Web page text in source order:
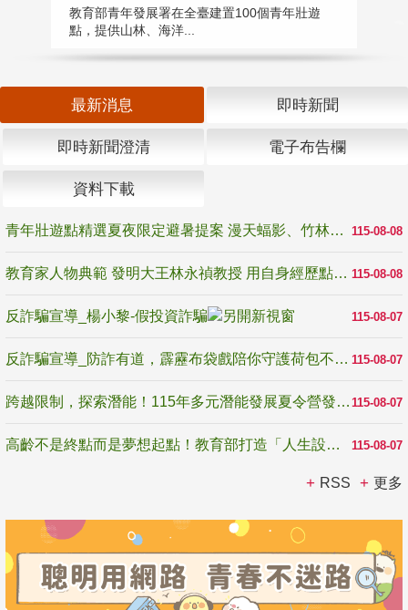
教育部青年發展署在全臺建置100個青年壯遊
點，提供山林、海洋...
最新消息 即時新聞
即時新聞澄清 電子布告欄
資料下載
115-08-08
青年壯遊點精選夏夜限定避暑提案 漫天蝠影、竹林尋蛙、茶香夜觀 邀青年暮色出發
115-08-08
教育家人物典範 發明大王林永禎教授 用自身經歷點亮學生的路
115-08-07
反詐騙宣導_楊小黎-假投資詐騙
115-08-07
反詐騙宣導_防詐有道，霹靂布袋戲陪你守護荷包不受騙
115-08-07
跨越限制，探索潛能！115年多元潛能發展夏令營發掘生命無限可能
115-08-07
高齡不是終點而是夢想起點！教育部打造「人生設計夢工場」 參展第3屆高齡健康產業博覽會
RSS 更多